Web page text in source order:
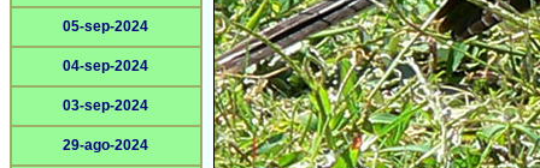
05-sep-2024
04-sep-2024
03-sep-2024
29-ago-2024